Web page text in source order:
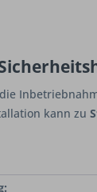
kann zu